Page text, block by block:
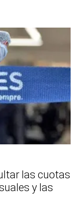
las cuotas
y las